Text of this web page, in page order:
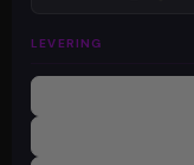
LEVERING